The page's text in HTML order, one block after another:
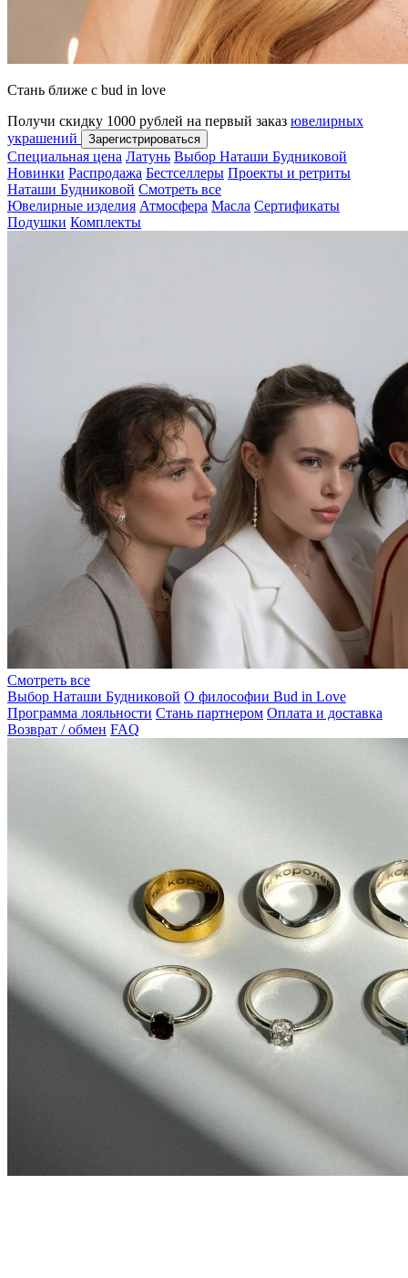
Стань ближе с bud in love
Получи скидку 1000 рублей на первый заказ ювелирных
украшений
Зарегистрироваться
Специальная цена Латунь Выбор Наташи Будниковой
Новинки Распродажа Бестселлеры Проекты и ретриты
Наташи Будниковой Смотреть все
Ювелирные изделия Атмосфера Масла Сертификаты
Подушки Комплекты
Смотреть все
Выбор Наташи Будниковой О философии Bud in Love
Программа лояльности Стань партнером Оплата и доставка
Возврат / обмен FAQ